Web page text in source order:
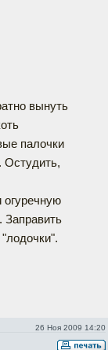
вынуть
палочки
Остудить,
огуречную
Заправить
26 Ноя 2009 14:20